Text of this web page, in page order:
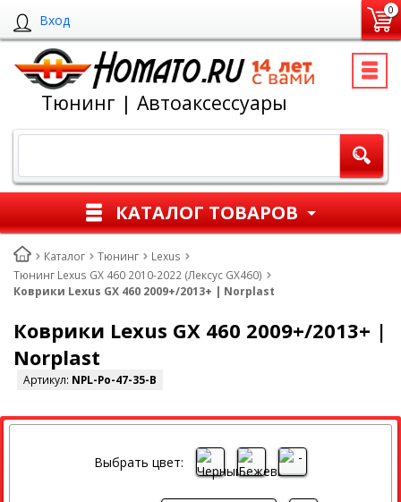
Вход
0
Тюнинг | Автоаксессуары
КАТАЛОГ ТОВАРОВ
Каталог Тюнинг
Lexus
Тюнинг Lexus GX 460 2010-2022 (Лексус GX460)
Коврики Lexus GX 460 2009+/2013+ | Norplast
Коврики Lexus GX 460 2009+/2013+ |
Norplast
Артикул: NPL-Po-47-35-B
Выбрать цвет: